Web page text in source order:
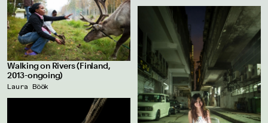
Walking on Rivers (Finland,
2013-ongoing)
Laura Böök